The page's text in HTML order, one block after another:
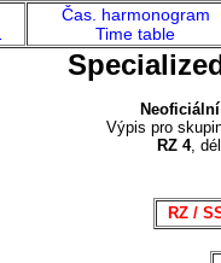
Čas. harmonogram
Time table
Výpis pro
RZ 4,
RZ /